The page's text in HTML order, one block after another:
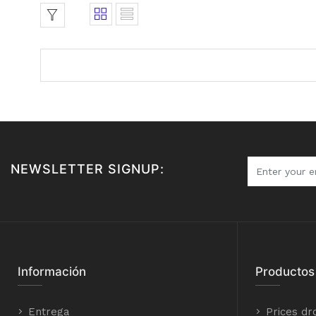
NEWSLETTER SIGNUP:
Información
Entrega
Productos
Prices